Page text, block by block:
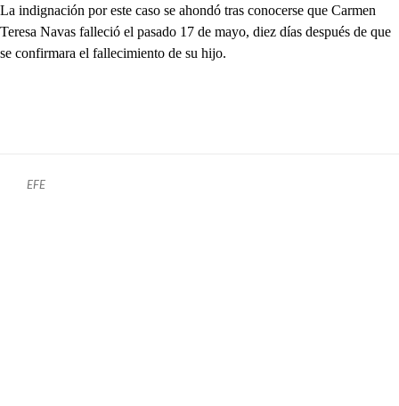
La indignación por este caso se ahondó tras conocerse que Carmen
Teresa Navas falleció el pasado 17 de mayo, diez días después de que
se confirmara el fallecimiento de su hijo.
EFE